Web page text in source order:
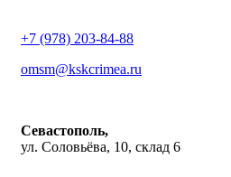
+7 (978) 203-84-88
omsm@kskcrimea.ru
Севастополь,
ул. Соловьёва, 10, склад 6